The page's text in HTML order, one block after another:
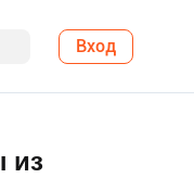
Вход
из